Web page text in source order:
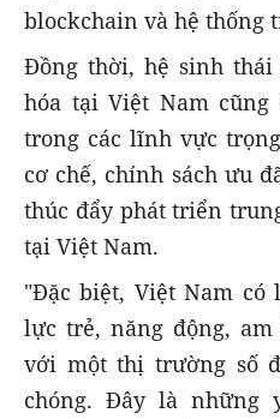
blockchain và hệ thống
Đồng thời, hệ sinh
hóa tại Việt Nam
trong các lĩnh vực
cơ chế, chính sách ưu
thúc đẩy phát triển
tại Việt Nam.
"Đặc biệt, Việt Nam
lực trẻ, năng động,
với một thị trường số
chóng. Đây là những